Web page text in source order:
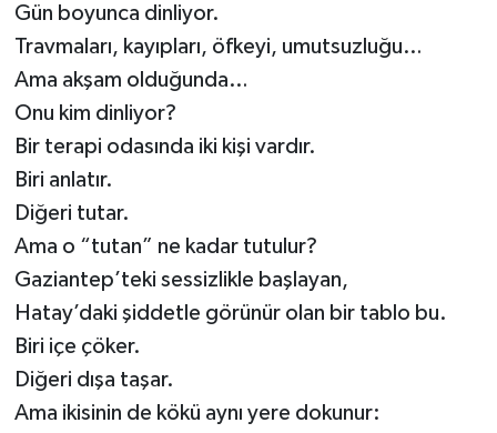
Gün boyunca dinliyor.
Travmaları, kayıpları, öfkeyi, umutsuzluğu…
Ama akşam olduğunda…
Onu kim dinliyor?
Bir terapi odasında iki kişi vardır.
Biri anlatır.
Diğeri tutar.
Ama o “tutan” ne kadar tutulur?
Gaziantep’teki sessizlikle başlayan,
Hatay’daki şiddetle görünür olan bir tablo bu.
Biri içe çöker.
Diğeri dışa taşar.
Ama ikisinin de kökü aynı yere dokunur:
Yeme-İçme
Yemek